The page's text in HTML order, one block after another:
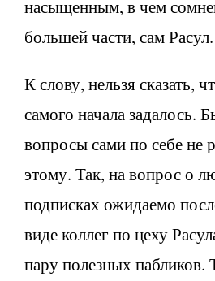
насыщенным, в чем
большей части, сам Расул.
К слову, нельзя сказать,
самого начала задалось.
вопросы сами по себе не
этому. Так, на вопрос о
подписках ожидаемо
виде коллег по цеху
пару полезных